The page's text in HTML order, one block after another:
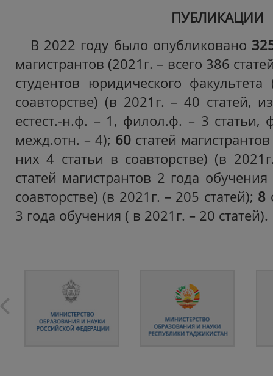
ПУБЛИКАЦИИ
В 2022 году было опубликовано
магистрантов (2021г. – всего 386
студентов юридического
соавторстве) (в 2021г. – 40 статей,
естест.-н.ф. – 1, филол.ф. – 3 статьи,
межд.отн. – 4); 60 статей
них 4 статьи в соавторстве) (в
статей магистрантов 2 года
соавторстве) (в 2021г. – 205 статей); 8
3 года обучения ( в 2021г. – 20 статей).